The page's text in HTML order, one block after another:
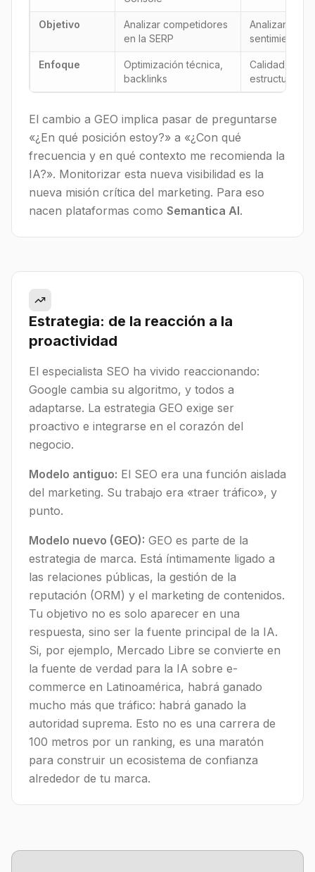
Objetivo
Analizar competidores
en la SERP
Analizar las
sentimiento
Enfoque
Optimización técnica,
backlinks
Calidad y
estructurados
El cambio a GEO implica pasar de preguntarse
«¿En qué posición estoy?» a «¿Con qué
frecuencia y en qué contexto me recomienda la
IA?». Monitorizar esta nueva visibilidad es la
nueva misión crítica del marketing. Para eso
nacen plataformas como Semantica AI.
Estrategia: de la reacción a la
proactividad
El especialista SEO ha vivido reaccionando:
Google cambia su algoritmo, y todos a
adaptarse. La estrategia GEO exige ser
proactivo e integrarse en el corazón del
negocio.
Modelo antiguo: El SEO era una función aislada
del marketing. Su trabajo era «traer tráfico», y
punto.
Modelo nuevo (GEO): GEO es parte de la
estrategia de marca. Está íntimamente ligado a
las relaciones públicas, la gestión de la
reputación (ORM) y el marketing de contenidos.
Tu objetivo no es solo aparecer en una
respuesta, sino ser la fuente principal de la IA.
Si, por ejemplo, Mercado Libre se convierte en
la fuente de verdad para la IA sobre e-
commerce en Latinoamérica, habrá ganado
mucho más que tráfico: habrá ganado la
autoridad suprema. Esto no es una carrera de
100 metros por un ranking, es una maratón
para construir un ecosistema de confianza
alrededor de tu marca.